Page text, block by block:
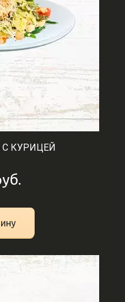
С КУРИЦЕЙ